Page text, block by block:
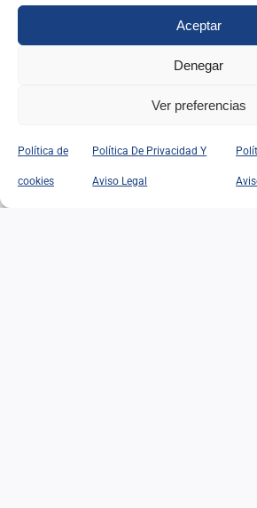
Aceptar
Denegar
Ver preferencias
Política de
cookies
Política De Privacidad Y
Aviso Legal